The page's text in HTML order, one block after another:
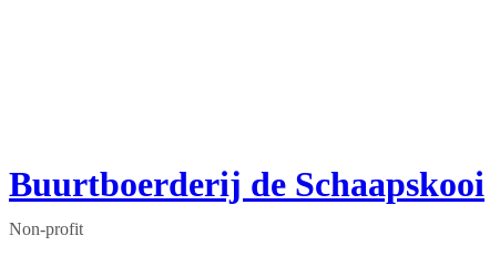
Buurtboerderij de Schaapskooi
Non-profit